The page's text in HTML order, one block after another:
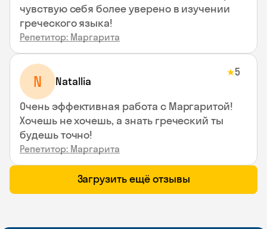
чувствую себя более уверено в изучении
греческого языка!
Репетитор: Маргарита
N Natallia
★5
Очень эффективная работа с Маргаритой!
Хочешь не хочешь, а знать греческий ты
будешь точно!
Репетитор: Маргарита
Загрузить ещё отзывы